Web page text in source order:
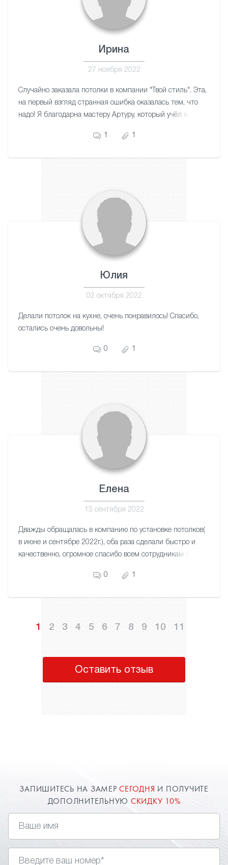
Ирина
27 ноября 2022
Случайно заказала потолки в компании "Твой стиль". Эта,
на первый взгляд странная ошибка оказалась тем, что
надо! Я благодарна мастеру Артуру, который учёл все
1 1
Юлия
02 октября 2022
Делали потолок на кухне, очень понравилось! Спасибо,
остались очень довольны!
0 1
Елена
13 сентября 2022
Дважды обращалась в компанию по установке потолков(
в июне и сентябре 2022г.), оба раза сделали быстро и
качественно, огромное спасибо всем сотрудникам за
0
1
1 2 3 4 5 6 7 8 9 10 11
Оставить отзыв
ЗАПИШИТЕСЬ НА ЗАМЕРСЕГОДНЯ И ПОЛУЧИТЕ
ДОПОЛНИТЕЛЬНУЮ СКИДКУ 10%